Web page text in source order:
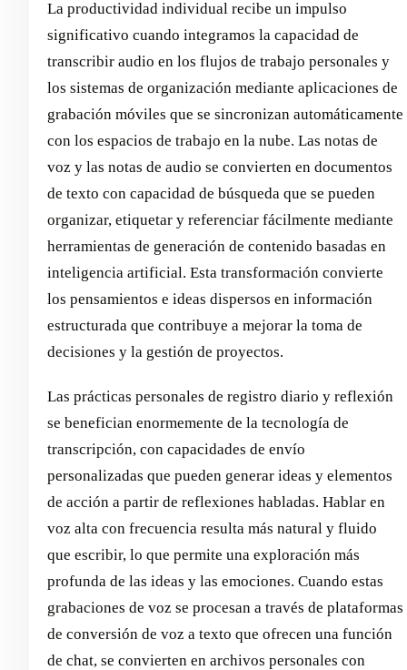
La productividad individual recibe un impulso
significativo cuando integramos la capacidad de
transcribir audio en los flujos de trabajo personales y
los sistemas de organización mediante aplicaciones de
grabación móviles que se sincronizan automáticamente
con los espacios de trabajo en la nube. Las notas de
voz y las notas de audio se convierten en documentos
de texto con capacidad de búsqueda que se pueden
organizar, etiquetar y referenciar fácilmente mediante
herramientas de generación de contenido basadas en
inteligencia artificial. Esta transformación convierte
los pensamientos e ideas dispersos en información
estructurada que contribuye a mejorar la toma de
decisiones y la gestión de proyectos.
Las prácticas personales de registro diario y reflexión
se benefician enormemente de la tecnología de
transcripción, con capacidades de envío
personalizadas que pueden generar ideas y elementos
de acción a partir de reflexiones habladas. Hablar en
voz alta con frecuencia resulta más natural y fluido
que escribir, lo que permite una exploración más
profunda de las ideas y las emociones. Cuando estas
grabaciones de voz se procesan a través de plataformas
de conversión de voz a texto que ofrecen una función
de chat, se convierten en archivos personales con